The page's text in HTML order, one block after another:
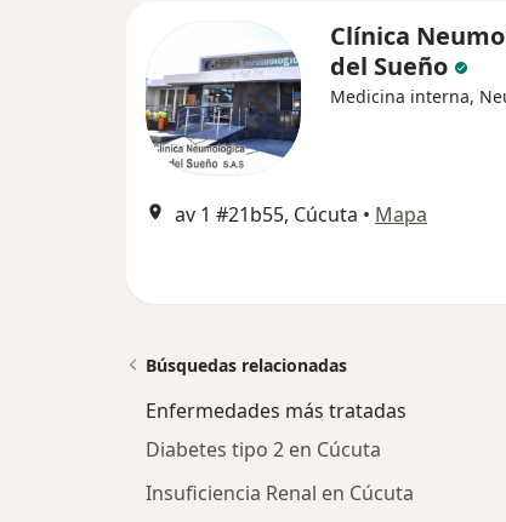
Clínica
del Sueño
Medicina interna,
av 1 #21b55, Cúcuta • Mapa
Búsquedas relacionadas
Enfermedades más tratadas
Diabetes tipo 2 en Cúcuta
Insuficiencia Renal en Cúcuta